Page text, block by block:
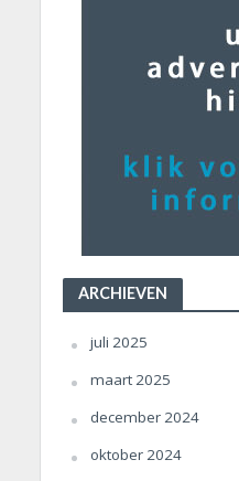
ARCHIEVEN
juli 2025
maart 2025
december 2024
oktober 2024